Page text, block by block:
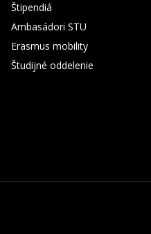
Štipendiá
Ambasádori STU
Erasmus mobility
Študijné oddelenie